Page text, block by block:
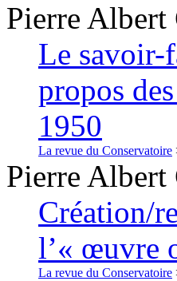
Pierre Albert
Le savoir-
propos
1950
La revue du Conservatoire
Pierre Albert
Création/
l’« œuvre
La revue du Conservatoire